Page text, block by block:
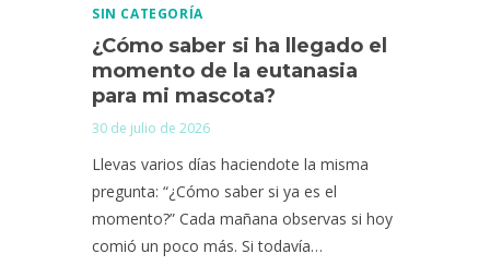
DECIDIR
LA
EUTANASIA
DE
MI
MASCOTA?
SIN CATEGORÍA
¿Cómo saber si ha llegado el
momento de la eutanasia
para mi mascota?
30 de julio de 2026
Llevas varios días haciendote la misma
pregunta: “¿Cómo saber si ya es el
momento?” Cada mañana observas si hoy
comió un poco más. Si todavía…